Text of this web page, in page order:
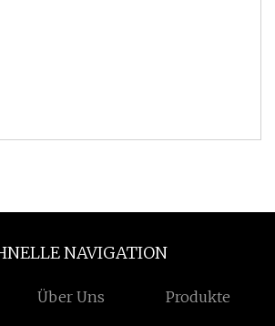
NAVIGATION
Über Uns Produkte